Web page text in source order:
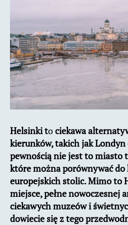
Helsinki tociekawa
kierunków, takich jak Londyn
pewnością nie jest to miasto t
które można porównywać
europejskich stolic. Mimo to
miejsce, pełne nowoczesnej
ciekawych muzeów i
dowiecie się z tego